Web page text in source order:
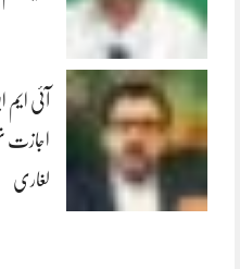
آئی
اجازت
لغاری